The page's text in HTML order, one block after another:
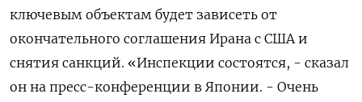
ключевым объектам будет зависеть от
окончательного соглашения Ирана с США ​и
снятия санкций. «Инспекции состоятся, - ​сказал
он ​на пресс-конференции ⁠в Японии. - Очень